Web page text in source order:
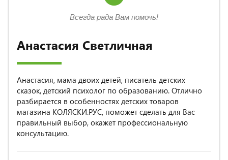
Анастасия Светличная
Анастасия, мама двоих детей, писатель детских
сказок, детский психолог по образованию. Отлично
разбирается в особенностях детских товаров
магазина КОЛЯСКИ.РУС, поможет сделать для Вас
правильный выбор, окажет профессиональную
консультацию.
Всегда рада Вам помочь!